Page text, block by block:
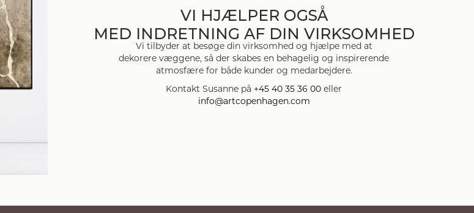
VI HJÆLPER OGSÅ
MED INDRETNING AF DIN VIRKSOMHED
Vi tilbyder at besøge din virksomhed og hjælpe med at
dekorere væggene, så der skabes en behagelig og inspirerende
atmosfære for både kunder og medarbejdere.
Kontakt Susanne på +45 40 35 36 00 eller
info@artcopenhagen.com